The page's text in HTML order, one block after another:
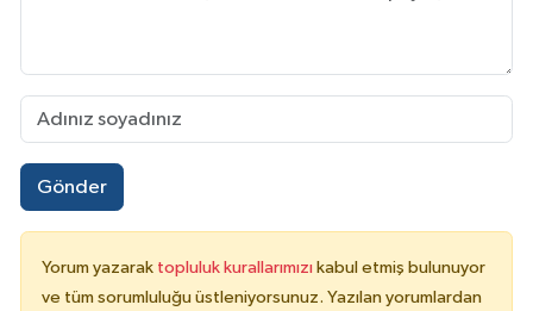
Gönder
Yorum yazarak topluluk kurallarımızı kabul etmiş bulunuyor
ve tüm sorumluluğu üstleniyorsunuz. Yazılan yorumlardan